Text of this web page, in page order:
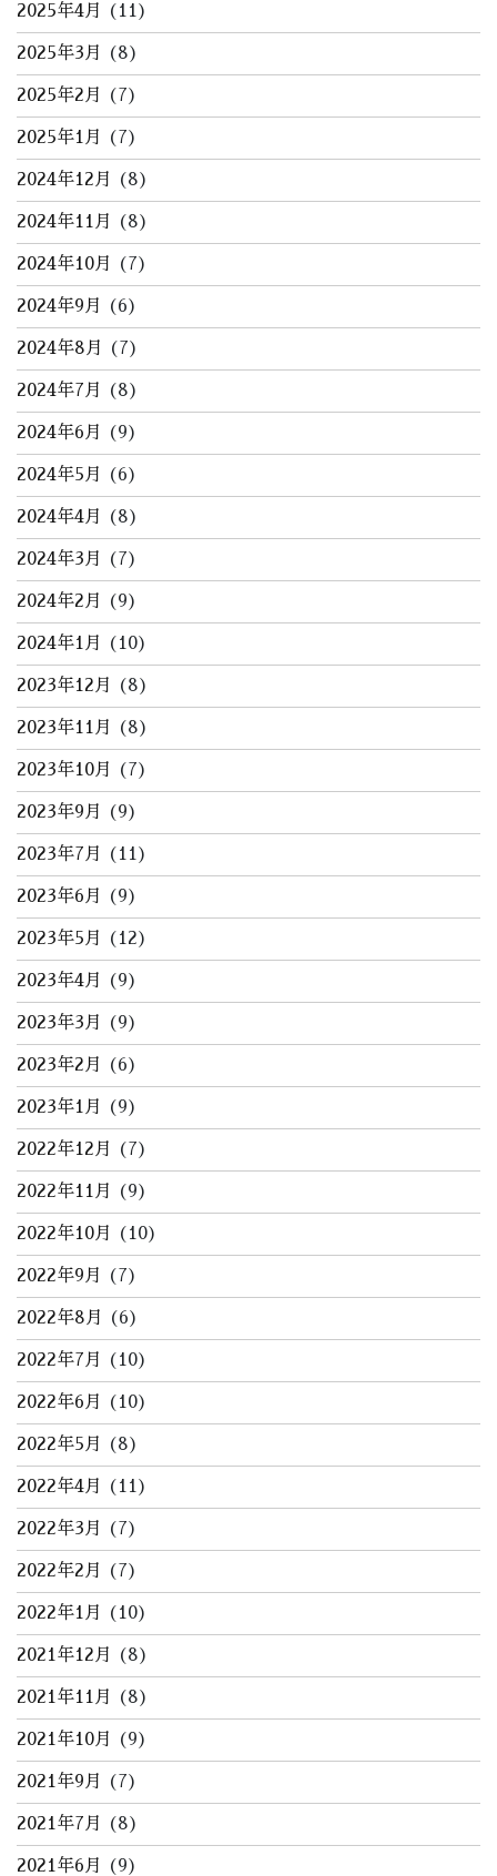
2025年4月 (11)
2025年3月 (8)
2025年2月 (7)
2025年1月 (7)
2024年12月 (8)
2024年11月 (8)
2024年10月 (7)
2024年9月 (6)
2024年8月 (7)
2024年7月 (8)
2024年6月 (9)
2024年5月 (6)
2024年4月 (8)
2024年3月 (7)
2024年2月 (9)
2024年1月 (10)
2023年12月 (8)
2023年11月 (8)
2023年10月 (7)
2023年9月 (9)
2023年7月 (11)
2023年6月 (9)
2023年5月 (12)
2023年4月 (9)
2023年3月 (9)
2023年2月 (6)
2023年1月 (9)
2022年12月 (7)
2022年11月 (9)
2022年10月 (10)
2022年9月 (7)
2022年8月 (6)
2022年7月 (10)
2022年6月 (10)
2022年5月 (8)
2022年4月 (11)
2022年3月 (7)
2022年2月 (7)
2022年1月 (10)
2021年12月 (8)
2021年11月 (8)
2021年10月 (9)
2021年9月 (7)
2021年7月 (8)
2021年6月 (9)